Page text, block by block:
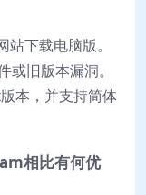
下载电脑版。
旧版本漏洞。
本，并支持简体
相比有何优